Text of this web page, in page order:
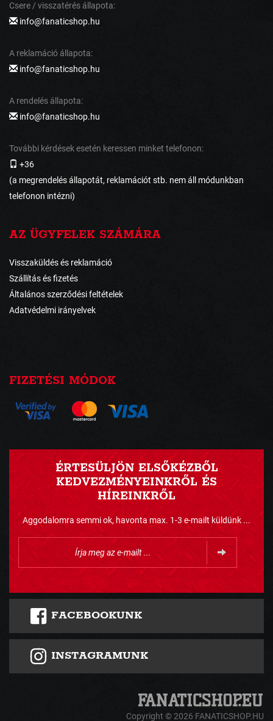
Csere / visszatérés állapota:
info@fanaticshop.hu
A reklamáció állapota:
info@fanaticshop.hu
A rendelés állapota:
info@fanaticshop.hu
További kérdések esetén keressen minket telefonon:
+36
(a megrendelés állapotát, reklamációt stb. nem áll módunkban
telefonon intézni)
AZ ÜGYFELEK SZÁMÁRA
Visszaküldés és reklamáció
Szállítás és fizetés
Általános szerződési feltételek
Adatvédelmi irányelvek
FIZETÉSI MÓDOK
ÉRTESÜLJÖN ELSŐKÉZBŐL
KEDVEZMÉNYEINKRŐL ÉS
HÍREINKRŐL
Aggodalomra semmi ok, havonta max. 1-3 e-mailt küldünk ...
FACEBOOKUNK
INSTAGRAMUNK
Copyright © 2026 FANATICSHOP.HU